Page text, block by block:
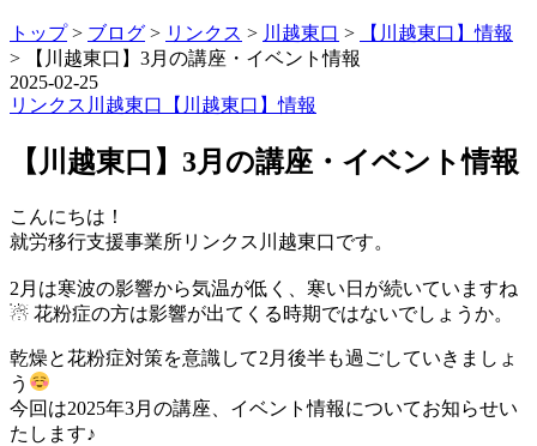
トップ> ブログ > リンクス > 川越東口 >
【川越東口】情報
>
【川越東口】3月の講座・イベント情報
2025-02-25
リンクス 川越東口 【川越東口】情報
【川越東口】3月の講座・イベント情報
こんにちは！
就労移行支援事業所リンクス川越東口です。
2月は寒波の影響から気温が低く、寒い日が続いていますね
☃ 花粉症の方は影響が出てくる時期ではないでしょうか。
乾燥と花粉症対策を意識して2月後半も過ごしていきましょ
う
今回は2025年3月の講座、イベント情報についてお知らせい
たします♪